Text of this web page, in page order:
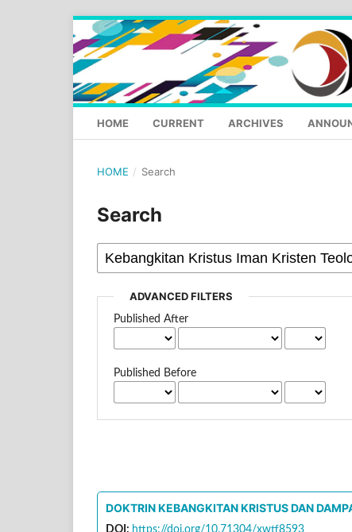
HOME CURRENT ARCHIVES
HOME / Search
Search
ADVANCED FILTERS
Published After
Published Before
DOKTRIN KEBANGKITAN KRISTUS DAN